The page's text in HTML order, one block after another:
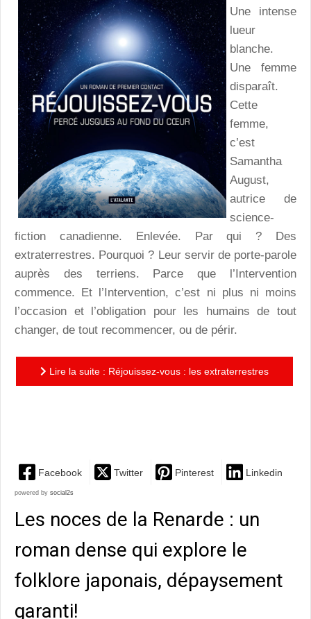
Une intense
lueur
blanche.
Une femme
disparaît.
Cette
femme,
c’est
Samantha
August,
autrice de
science-
fiction canadienne. Enlevée. Par qui ? Des
extraterrestres. Pourquoi ? Leur servir de porte-parole
auprès des terriens. Parce que l’Intervention
commence. Et l’Intervention, c’est ni plus ni moins
l’occasion et l’obligation pour les humains de tout
changer, de tout recommencer, ou de périr.
Lire la suite : Réjouissez-vous : les extraterrestres
Facebook Twitter Pinterest Linkedin
powered by social2s
Les noces de la Renarde : un
roman dense qui explore le
folklore japonais, dépaysement
garanti!